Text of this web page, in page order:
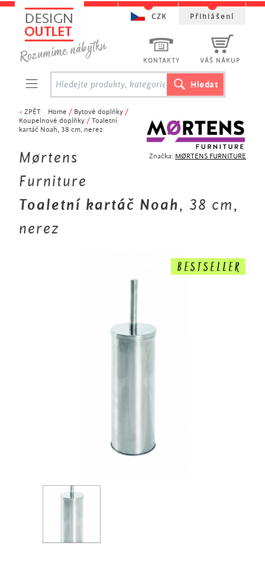
Značka: MØRTENS FURNITURE
< ZPĚT Home / Bytové doplňky /
Koupelnové doplňky / Toaletní
kartáč Noah, 38 cm, nerez
Mørtens
Furniture
Toaletní kartáč Noah, 38 cm,
nerez
KONTAKTY VÁŠ NÁKUP
CZK Přihlášení